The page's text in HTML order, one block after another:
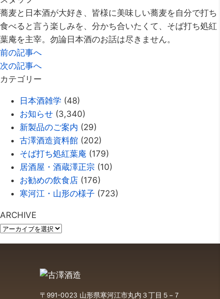
蕎麦と日本酒が大好き、皆様に美味しい蕎麦を自分で打ち
食べると言う楽しみを、分かち合いたくて、そば打ち処紅
葉庵を主宰。勿論日本酒のお話は尽きません。
前の記事へ
次の記事へ
カテゴリー
日本酒雑学 (48)
お知らせ (3,340)
新製品のご案内 (29)
古澤酒造資料館 (202)
そば打ち処紅葉庵 (179)
居酒屋・酒蔵澤正宗 (10)
お勧めの飲食店 (176)
寒河江・山形の様子 (723)
ARCHIVE
〒991-0023 山形県寒河江市丸内３丁目５−７